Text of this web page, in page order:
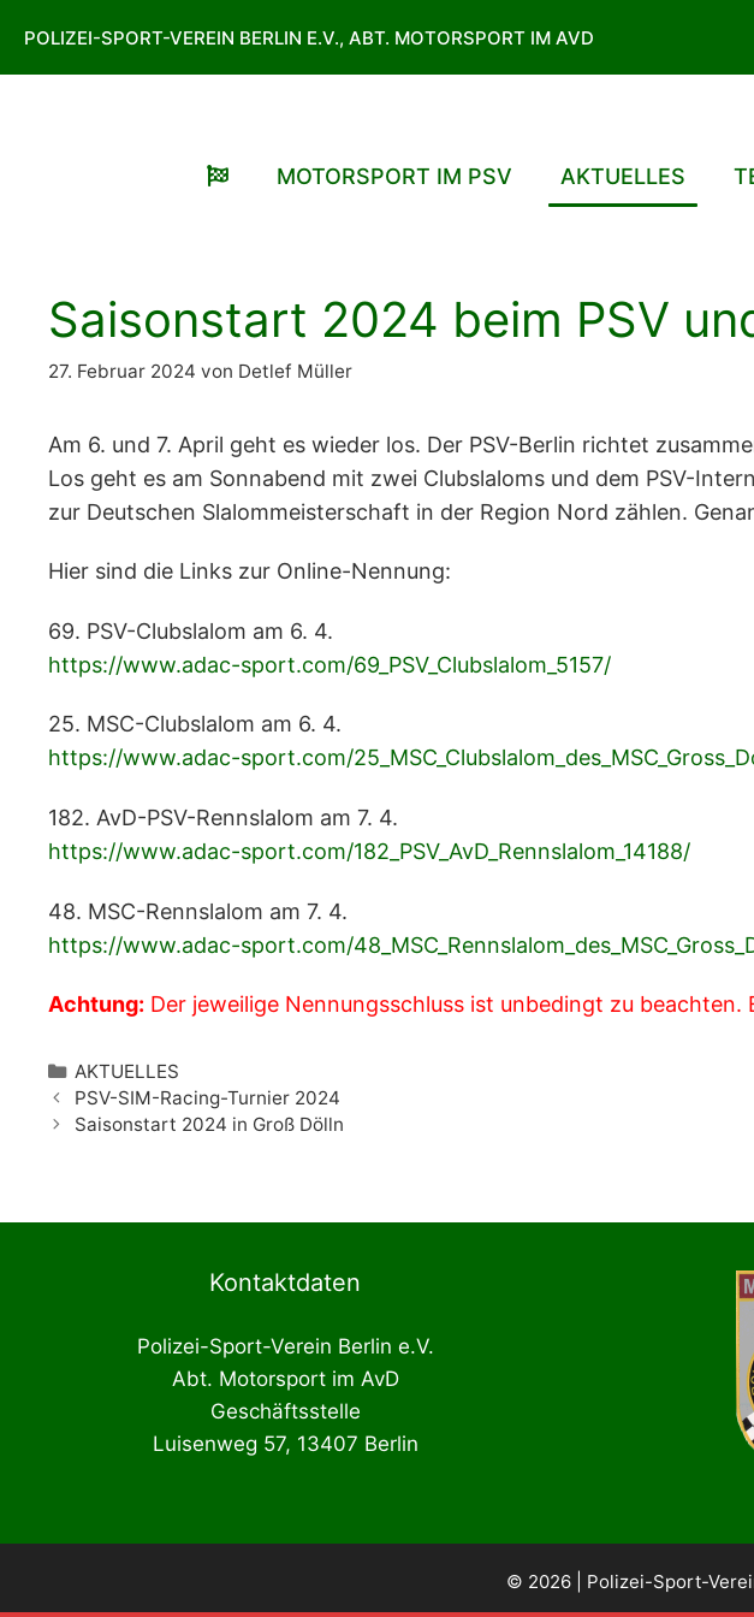
Inhalt
springen
POLIZEI-SPORT-VEREIN BERLIN E.V., ABT. MOTORSPORT IM AVD
MOTORSPORT IM PSV AKTUELLES
Saisonstart 2024 beim PSV
27. Februar 2024 von Detlef Müller
Am 6. und 7. April geht es wieder los. Der PSV-Berlin richtet
Los geht es am Sonnabend mit zwei Clubslaloms und dem PSV-
zur Deutschen Slalommeisterschaft in der Region Nord zählen.
Hier sind die Links zur Online-Nennung:
69. PSV-Clubslalom am 6. 4.
https://www.adac-sport.com/69_PSV_Clubslalom_5157/
25. MSC-Clubslalom am 6. 4.
https://www.adac-sport.com/
182. AvD-PSV-Rennslalom am 7. 4.
https://www.adac-sport.com/182_PSV_AvD_Rennslalom_14188/
48. MSC-Rennslalom am 7. 4.
https://www.adac-sport.com/
Achtung: Der jeweilige Nennungsschluss ist unbedingt zu
Kategorien
AKTUELLES
PSV-SIM-Racing-Turnier 2024
Saisonstart 2024 in Groß Dölln
Kontaktdaten
Polizei-Sport-Verein Berlin e.V.
Abt. Motorsport im AvD
Geschäftsstelle
Luisenweg 57, 13407 Berlin
© 2026 | Polizei-Sport-